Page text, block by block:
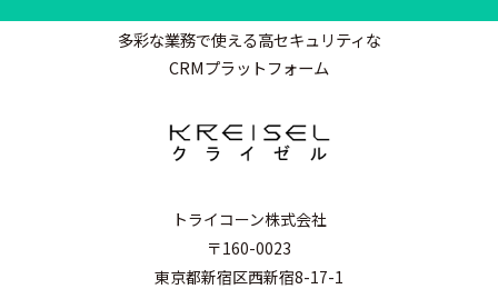
多彩な業務で使える高セキュリティな
CRMプラットフォーム
トライコーン株式会社
〒160-0023
東京都新宿区西新宿8-17-1